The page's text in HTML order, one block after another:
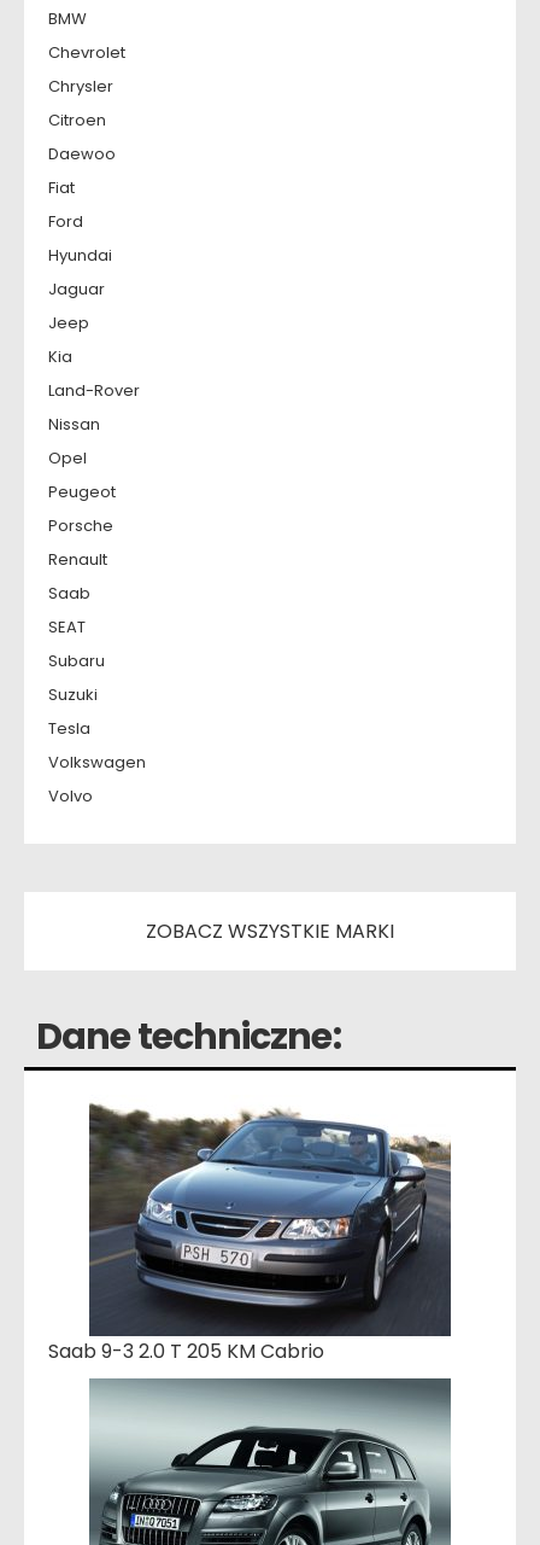
BMW
Chevrolet
Chrysler
Citroen
Daewoo
Fiat
Ford
Hyundai
Jaguar
Jeep
Kia
Land-Rover
Nissan
Opel
Peugeot
Porsche
Renault
Saab
SEAT
Subaru
Suzuki
Tesla
Volkswagen
Volvo
ZOBACZ WSZYSTKIE MARKI
Dane techniczne:
Saab 9-3 2.0 T 205 KM Cabrio